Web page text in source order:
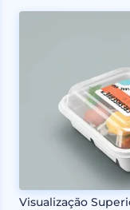
Visualização